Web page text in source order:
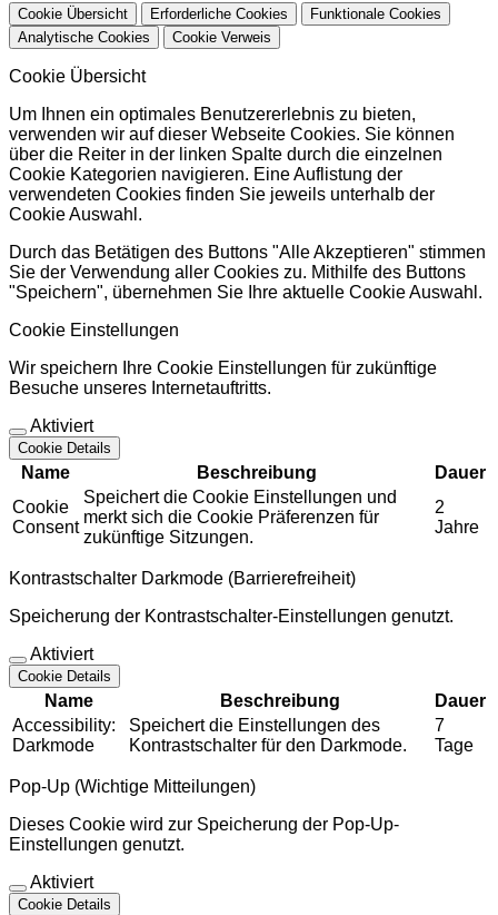
Cookie Übersicht Erforderliche Cookies
Funktionale Cookies
Analytische Cookies
Cookie Verweis
Cookie Übersicht
Um Ihnen ein optimales Benutzererlebnis zu bieten,
verwenden wir auf dieser Webseite Cookies. Sie können
über die Reiter in der linken Spalte durch die einzelnen
Cookie Kategorien navigieren. Eine Auflistung der
verwendeten Cookies finden Sie jeweils unterhalb der
Cookie Auswahl.
Durch das Betätigen des Buttons "Alle Akzeptieren" stimmen
Sie der Verwendung aller Cookies zu. Mithilfe des Buttons
"Speichern", übernehmen Sie Ihre aktuelle Cookie Auswahl.
Cookie Einstellungen
Wir speichern Ihre Cookie Einstellungen für zukünftige
Besuche unseres Internetauftritts.
Aktiviert
Cookie Details
Name Beschreibung
Dauer
Cookie
Consent
Speichert die Cookie Einstellungen und
merkt sich die Cookie Präferenzen für
zukünftige Sitzungen.
2
Jahre
Kontrastschalter Darkmode (Barrierefreiheit)
Speicherung der Kontrastschalter-Einstellungen genutzt.
Aktiviert
Cookie Details
Name Beschreibung
Dauer
Accessibility:
Darkmode
Speichert die Einstellungen des
Kontrastschalter für den Darkmode.
7
Tage
Pop-Up (Wichtige Mitteilungen)
Dieses Cookie wird zur Speicherung der Pop-Up-
Einstellungen genutzt.
Aktiviert
Cookie Details